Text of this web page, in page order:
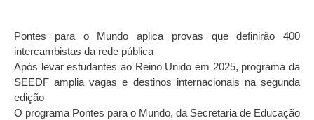
Pontes para o Mundo aplica provas que definirão 400
intercambistas da rede pública
Após levar estudantes ao Reino Unido em 2025, programa da
SEEDF amplia vagas e destinos internacionais na segunda
edição
O programa Pontes para o Mundo, da Secretaria de Educação